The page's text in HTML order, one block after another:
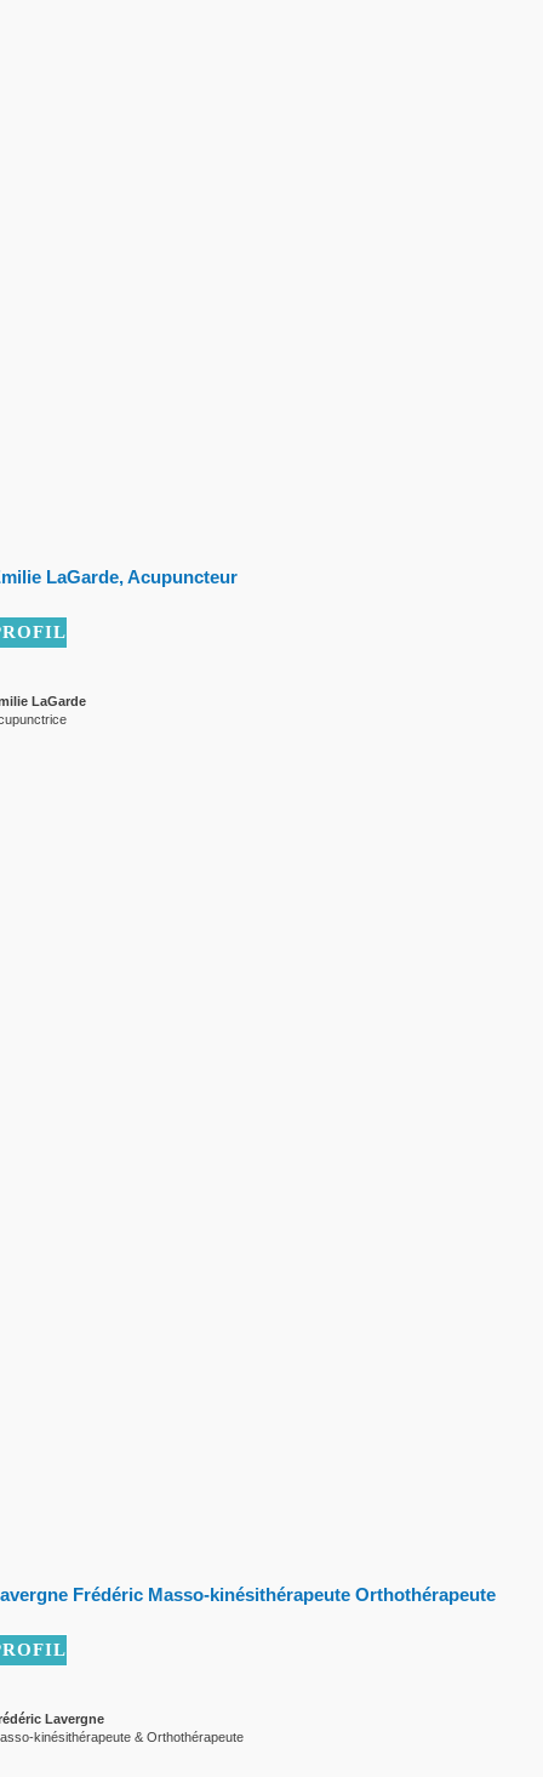
LaGarde, Acupuncteur
LaGarde
Frédéric Masso-kinésithérapeute Orthothérapeute
Lavergne
kinésithérapeute & Orthothérapeute